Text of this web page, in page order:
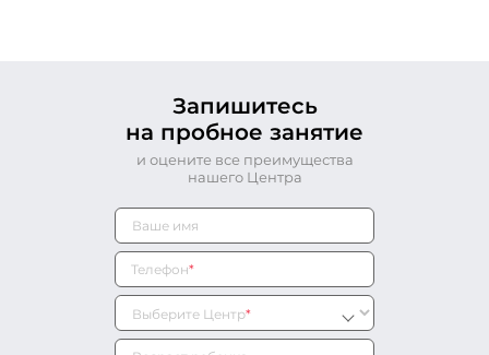
Запишитесь
на пробное занятие
и оцените все преимущества
нашего Центра
Телефон*
Выберите Центр*